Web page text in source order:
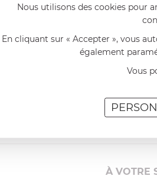
À VOTRE
Nous utilisons des cookies pour
En cliquant sur « Accepter », vous
également
Vous